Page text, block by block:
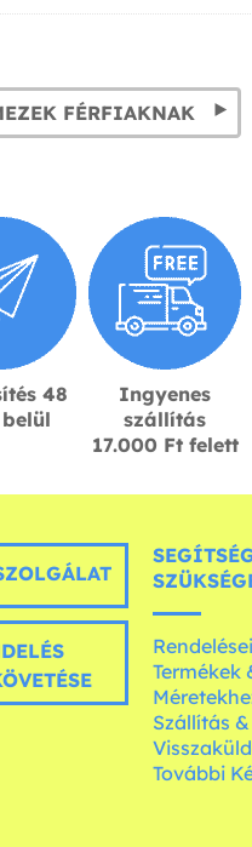
FÉRFIAKNAK
48
Ingyenes
szállítás
17.000 Ft felett
Termékek
Szállítás
További